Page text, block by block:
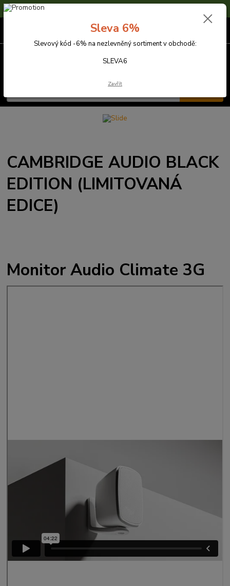
Sleva 6% na nezlevněné zboží s kódem SLEVA6
CAMBRIDGE AUDIO BLACK
EDITION (LIMITOVANÁ
EDICE)
Monitor Audio Climate 3G
Sleva 6%
Slevový kód -6% na nezlevněný sortiment v obchodě:
SLEVA6
Zavřít